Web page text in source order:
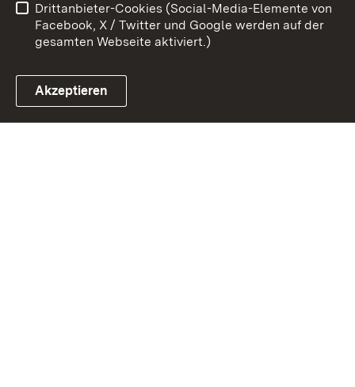
Link zum Landesportal
Impressum Cookies
Drittanbieter-Cookies (Social-Media-Elemente von
Facebook, X / Twitter und Google werden auf der
gesamten Webseite aktiviert.)
Akzeptieren